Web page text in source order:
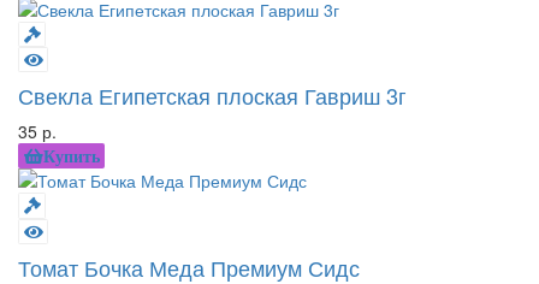
Свекла Египетская плоская Гавриш 3г
35 р.
Купить
Томат Бочка Меда Премиум Сидс